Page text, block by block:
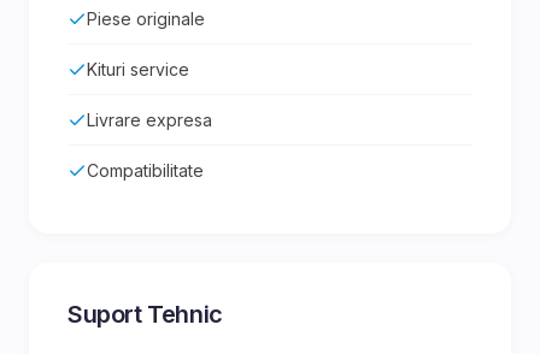
Piese originale
Kituri service
Livrare expresa
Compatibilitate
Suport Tehnic